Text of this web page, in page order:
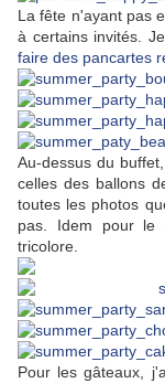
La fête n'ayant pas
à certains invités.
faire des pancartes
Au-dessus du
celles des ballons
toutes les photos
pas. Idem pour le
tricolore.
Pour les gâteaux,